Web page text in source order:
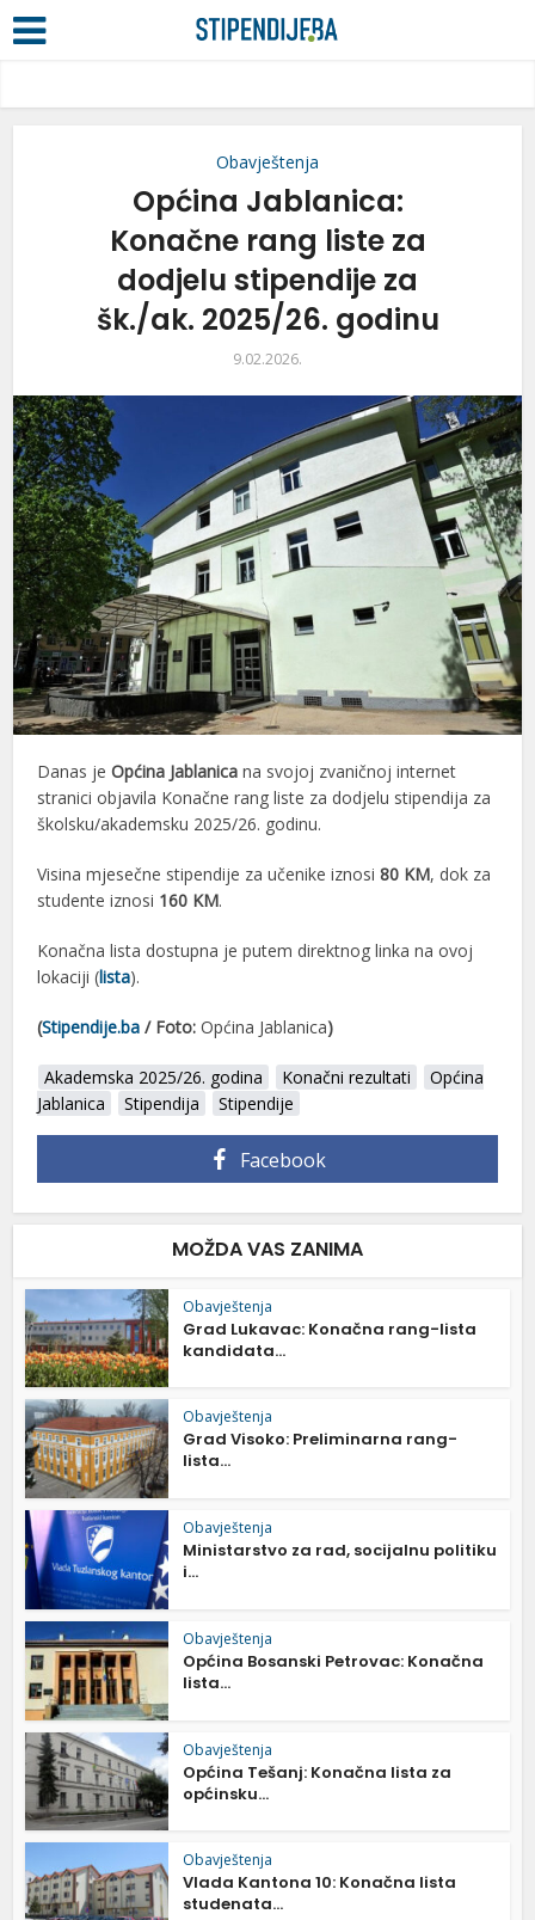
Obavještenja
Općina Jablanica:
Konačne rang liste za
dodjelu stipendije za
šk./ak. 2025/26. godinu
9.02.2026.
Danas jeOpćina Jablanica na svojoj zvaničnoj internet
stranici objavila Konačne rang liste za dodjelu stipendija za
školsku/akademsku 2025/26. godinu.
Visina mjesečne stipendije za učenike iznosi 80 KM, dok za
studente iznosi 160 KM.
Konačna lista dostupna je putem direktnog linka na ovoj
lokaciji (lista).
(Stipendije.ba / Foto:Općina Jablanica)
Akademska 2025/26. godina Konačni rezultati
Općina
Jablanica
Stipendija Stipendije
Facebook
MOŽDA VAS ZANIMA
Obavještenja
Grad Lukavac: Konačna rang-lista
kandidata...
Obavještenja
Grad Visoko: Preliminarna rang-
lista...
Obavještenja
Ministarstvo za rad, socijalnu politiku
i...
Obavještenja
Općina Bosanski Petrovac: Konačna
lista...
Obavještenja
Općina Tešanj: Konačna lista za
općinsku...
Obavještenja
Vlada Kantona 10: Konačna lista
studenata...